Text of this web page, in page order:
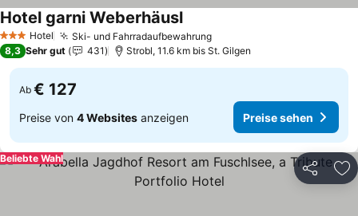
3 SterneHotel Ski- und FahrradaufbewahrungPreise sehen
Hotel garni WeberhäuslPreise sehen
8,3 Sehr gut 431 Strobl, 11.6 km bis St. Gilgen
Ab € 127
Preise von 4 Websites anzeigen Preise sehen
Teilen
Beliebte Wahl